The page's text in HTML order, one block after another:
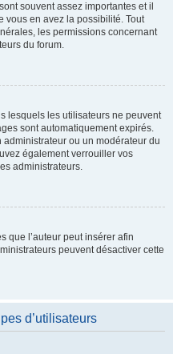
souvent assez importantes et il
vous en avez la possibilité. Tout
les permissions concernant
du forum.
lesquels les utilisateurs ne peuvent
sont automatiquement expirés.
ou un modérateur du
également verrouiller vos
administrateurs.
que l’auteur peut insérer afin
peuvent désactiver cette
d’utilisateurs